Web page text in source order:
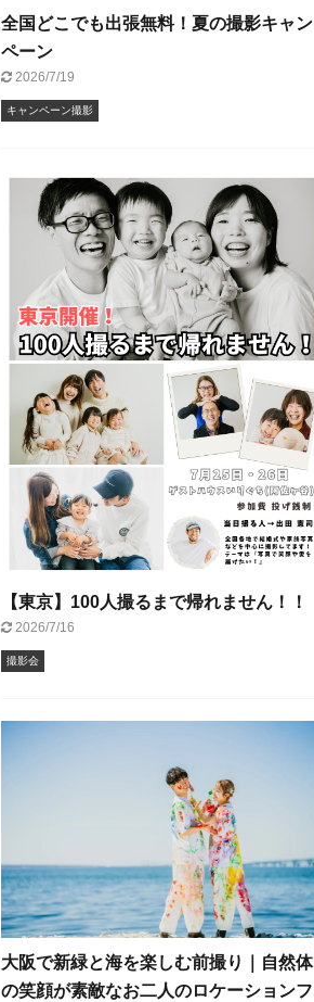
全国どこでも出張無料！夏の撮影キャン
ペーン
2026/7/19
キャンペーン撮影
【東京】100人撮るまで帰れません！！
2026/7/16
撮影会
大阪で新緑と海を楽しむ前撮り｜自然体
の笑顔が素敵なお二人のロケーションフ